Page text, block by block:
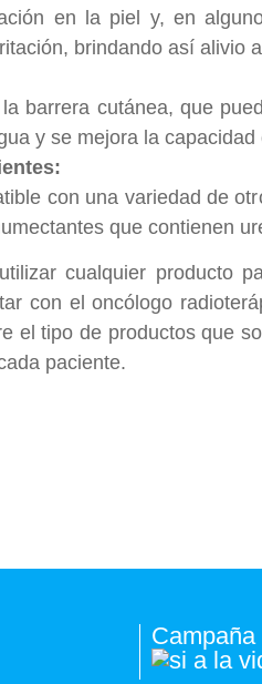
en la piel y, en
brindando así alivio
barrera cutánea, que
y se mejora la
con una variedad de
que contienen
cualquier producto
con el oncólogo
el tipo de productos que
paciente.